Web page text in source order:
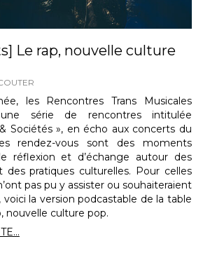
Le rap, nouvelle culture
les Rencontres Trans Musicales
série de rencontres intitulée
Sociétés », en écho aux concerts du
rendez-vous sont des moments
réflexion et d’échange autour des
des pratiques culturelles. Pour celles
pas pu y assister ou souhaiteraient
voici la version podcastable de la table
nouvelle culture pop.